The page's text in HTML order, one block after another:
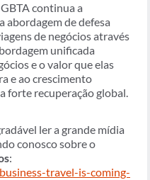
continua a
abordagem de defesa
de negócios através
unificada
e o valor que elas
e ao crescimento
forte recuperação global.
ler a grande mídia
conosco sobre o
:
travel-is-coming-